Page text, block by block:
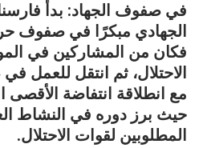
في صفوف الجهاد: بدأ
الجهادي مبكرًا في صفوف
فكان من المشاركين في
الاحتلال، ثم انتقل
حيث برز دوره في النشاط
المطلوبين لقوات الاحتلال.